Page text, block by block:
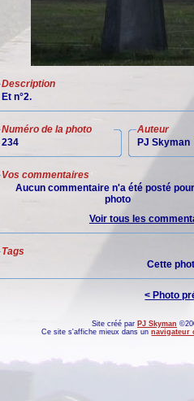
Description
Et n°2.
Numéro de la photo
234
Auteur
PJ Skyman
Vos commentaires
Aucun commentaire n'a été posté
photo
Voir tous les
Tags
Cette
< Photo
Site créé par PJ Skyman
Ce site s'affiche mieux dans unnavigateur